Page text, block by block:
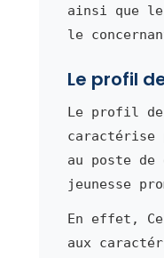
ainsi que
le
Le profil
Le profil de
caractérise
au poste de
jeunesse
En effet,
aux